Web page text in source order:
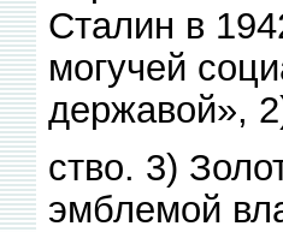
Сталин в
могучей
державой»,
ство. 3)
эмблемой